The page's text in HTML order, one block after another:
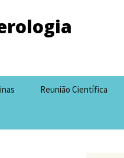
Reunião Científica